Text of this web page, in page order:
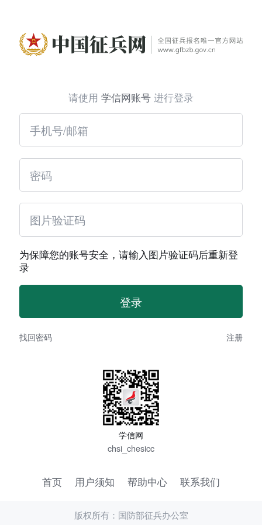
请使用 学信网账号 进行登录
为保障您的账号安全，请输入图片验证码后重新登
录
找回密码 注册
学信网
chsi_chesicc
首页 用户须知 帮助中心 联系我们
版权所有：国防部征兵办公室